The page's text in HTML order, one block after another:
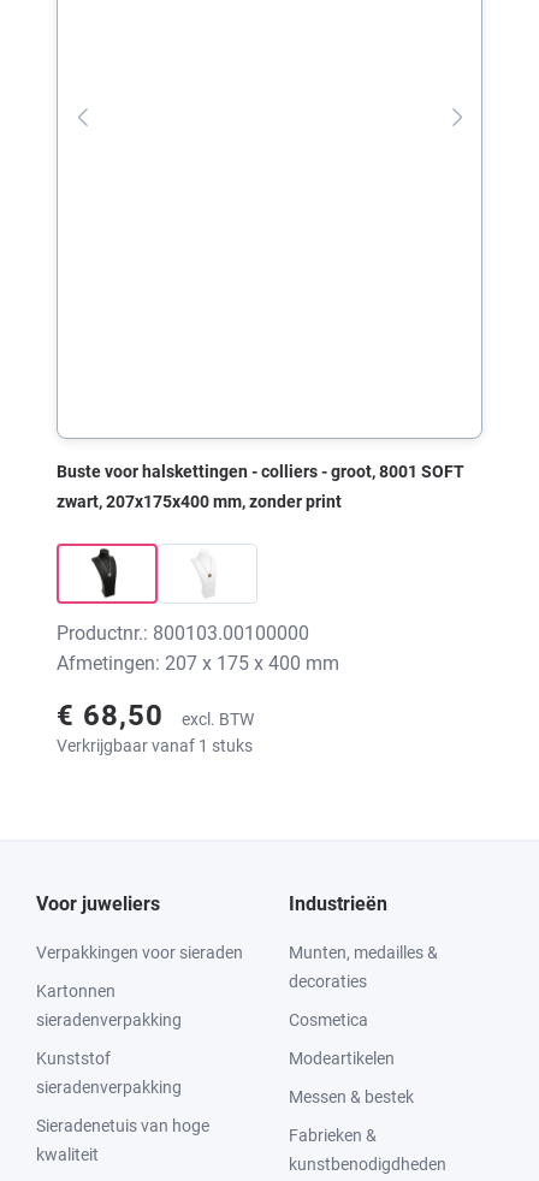
Buste voor halskettingen - colliers - groot, 8001 SOFT
zwart, 207x175x400 mm, zonder print
Productnr.: 800103.00100000
Afmetingen: 207 x 175 x 400 mm
€ 68,50
excl. BTW
Verkrijgbaar vanaf 1 stuks
Voor juweliers
Verpakkingen voor sieraden
Kartonnen
sieradenverpakking
Kunststof
sieradenverpakking
Sieradenetuis van hoge
kwaliteit
Industrieën
Munten, medailles &
decoraties
Cosmetica
Modeartikelen
Messen & bestek
Fabrieken &
kunstbenodigdheden